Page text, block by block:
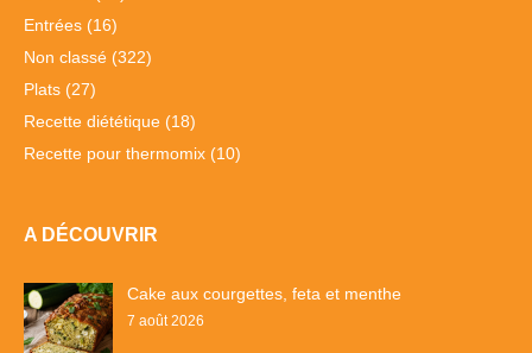
Entrées (16)
Non classé (322)
Plats (27)
Recette diététique (18)
Recette pour thermomix (10)
A DÉCOUVRIR
Cake aux courgettes, feta et menthe
7 août 2026